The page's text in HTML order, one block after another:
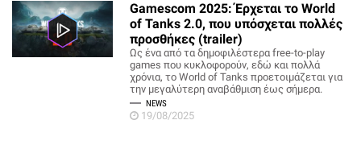
Gamescom 2025: Έρχεται το World
of Tanks 2.0, που υπόσχεται πολλές
προσθήκες (trailer)
Ως ένα από τα δημοφιλέστερα free-to-play
games που κυκλοφορούν, εδώ και πολλά
χρόνια, το World of Tanks προετοιμάζεται για
την μεγαλύτερη αναβάθμιση έως σήμερα.
NEWS
19/08/2025